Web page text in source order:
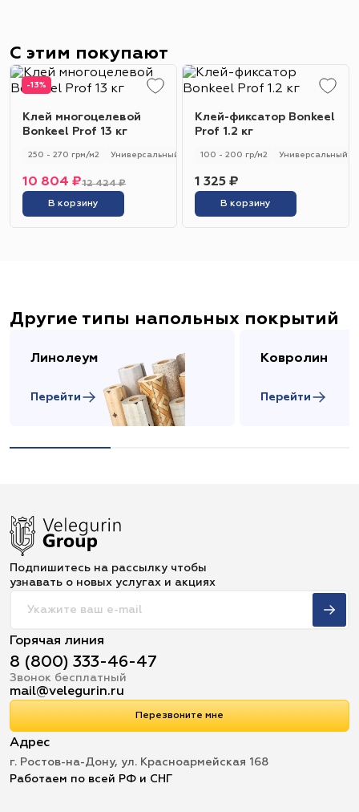
С этим покупают
-13%
Клей многоцелевой
Bonkeel Prof 13 кг
250 - 270 грм/м2 Универсальный 250 - 270 гр/м2
12 424 ₽
10 804 ₽
В корзину
Клей-фиксатор Bonkeel
Prof 1.2 кг
100 - 200 гр/м2 Универсальный
1 325 ₽
В корзину
Другие типы напольных покрытий
Линолеум
Перейти
Ковролин
Перейти
Подпишитесь на рассылку чтобы
узнавать о новых услугах и акциях
Горячая линия
8 (800) 333-46-47
Звонок бесплатный
mail@velegurin.ru
Перезвоните мне
Адрес
г. Ростов-на-Дону, ул. Красноармейская 168
Работаем по всей РФ и СНГ